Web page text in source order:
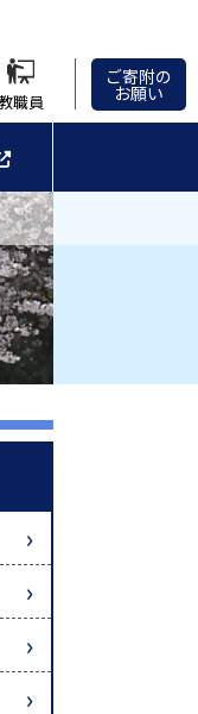
職員
ご寄附の
お願い